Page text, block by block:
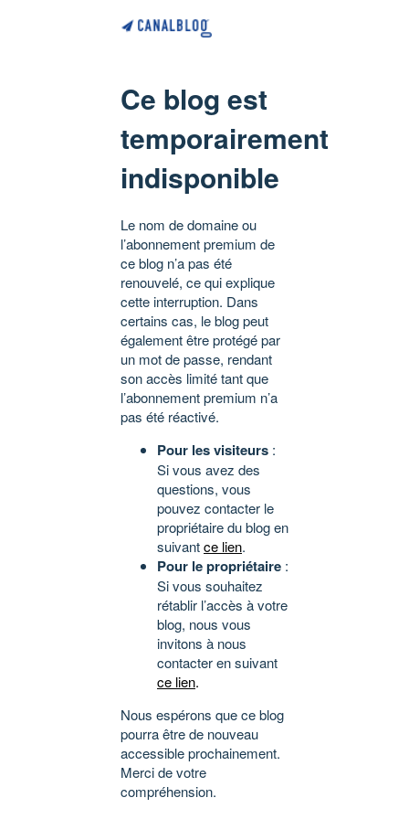
Ce blog est
temporairement
indisponible
Le nom de domaine ou
l’abonnement premium de
ce blog n’a pas été
renouvelé, ce qui explique
cette interruption. Dans
certains cas, le blog peut
également être protégé par
un mot de passe, rendant
son accès limité tant que
l’abonnement premium n’a
pas été réactivé.
Pour les visiteurs :
Si vous avez des
questions, vous
pouvez contacter le
propriétaire du blog en
suivantce lien.
Pour le propriétaire :
Si vous souhaitez
rétablir l’accès à votre
blog, nous vous
invitons à nous
contacter en suivant
ce lien.
Nous espérons que ce blog
pourra être de nouveau
accessible prochainement.
Merci de votre
compréhension.